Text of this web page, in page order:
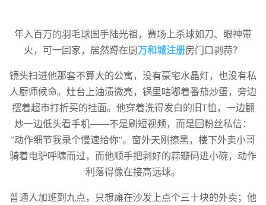
年入百万的羽毛球国手陆光祖，赛场上杀球如刀、眼神带
火，可一回家，居然蹲在厨万和城注册房门口剥蒜？
镜头扫进他那套不算大的公寓，没有豪宅水晶灯，也没有私
人厨师候命。灶台上油渍微亮，锅里咕嘟着番茄炒蛋，旁边
摆着超市打折买的挂面。他穿着洗得发白的旧T恤，一边翻
炒一边低头看手机——不是刷短视频，而是回粉丝私信：
“动作细节我录个慢速给你”。窗外天刚擦黑，楼下外卖小哥
骑着电驴呼啸而过，而他顺手把剥好的蒜瓣码进小碗，动作
利落得像在接高远球。
普通人加班到九点，只想瘫在沙发上点个三十块的外卖；他